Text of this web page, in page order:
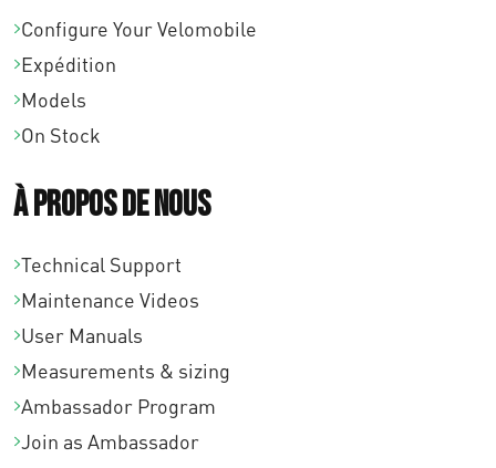
Configure Your Velomobile
Expédition
Models
On Stock
À propos de nous
Technical Support
Maintenance Videos
User Manuals
Measurements & sizing
Ambassador Program
Join as Ambassador